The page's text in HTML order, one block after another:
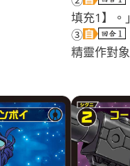
填充1】。」
③
精靈作對